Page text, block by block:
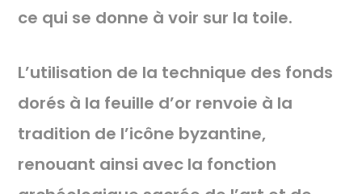
ce qui se donne à voir sur la toile.
L’utilisation de la technique des fonds
dorés à la feuille d’or renvoie à la
tradition de l’icône byzantine,
renouant ainsi avec la fonction